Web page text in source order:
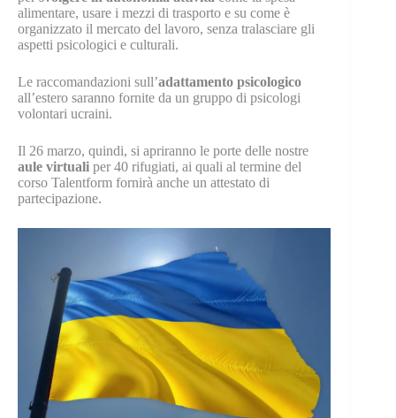
alimentare, usare i mezzi di trasporto e su come è
organizzato il mercato del lavoro, senza tralasciare gli
aspetti psicologici e culturali.
Le raccomandazioni sull’adattamento psicologico
all’estero saranno fornite da un gruppo di psicologi
volontari ucraini.
Il 26 marzo, quindi, si apriranno le porte delle nostre
aule virtuali per 40 rifugiati, ai quali al termine del
corso Talentform fornirà anche un attestato di
partecipazione.